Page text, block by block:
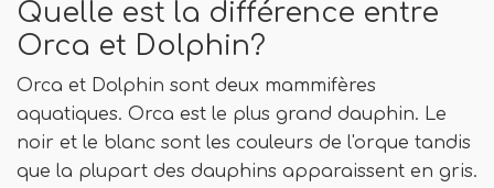
Quelle est la différence entre
Orca et Dolphin?
Orca et Dolphin sont deux mammifères
aquatiques. Orca est le plus grand dauphin. Le
noir et le blanc sont les couleurs de l'orque tandis
que la plupart des dauphins apparaissent en gris.